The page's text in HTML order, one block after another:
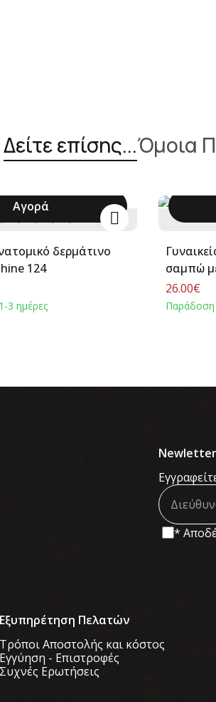
Δείτε επίσης...Όμοια
Αγορά
δερμάτινο
124
3 ημέρες
σαμπώ
26.00€
Παράδοση
Newletter
*
Εξυπηρέτηση Πελατών
Τρόποι Αποστολής και κόστος
Εγγύηση - Επιστροφές
Συχνές Ερωτήσεις